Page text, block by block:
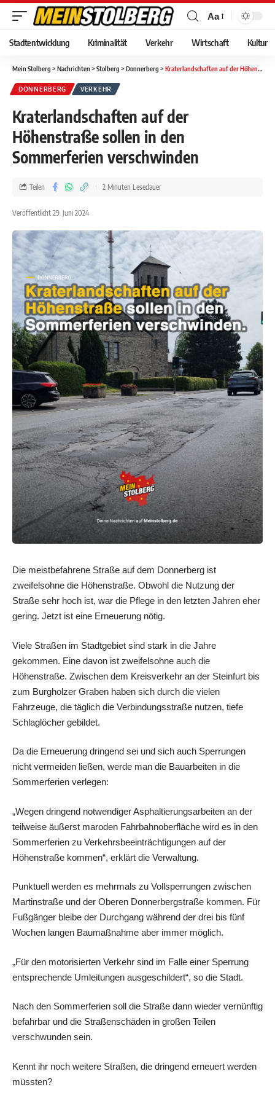
Aa
Stadtentwicklung Kriminalität Verkehr Wirtschaft Kultur
Mein Stolberg > Nachrichten > Stolberg > Donnerberg > Kraterlandschaften auf der Höhenstraße sollen in den Sommerferien verschwinden
DONNERBERG VERKEHR
Kraterlandschaften auf der
Höhenstraße sollen in den
Sommerferien verschwinden
Veröffentlicht 29. Juni 2024
Teilen 2 Minuten Lesedauer
Die meistbefahrene Straße auf dem Donnerberg ist
zweifelsohne die Höhenstraße. Obwohl die Nutzung der
Straße sehr hoch ist, war die Pflege in den letzten Jahren eher
gering. Jetzt ist eine Erneuerung nötig.
Viele Straßen im Stadtgebiet sind stark in die Jahre
gekommen. Eine davon ist zweifelsohne auch die
Höhenstraße. Zwischen dem Kreisverkehr an der Steinfurt bis
zum Burgholzer Graben haben sich durch die vielen
Fahrzeuge, die täglich die Verbindungsstraße nutzen, tiefe
Schlaglöcher gebildet.
Da die Erneuerung dringend sei und sich auch Sperrungen
nicht vermeiden ließen, werde man die Bauarbeiten in die
Sommerferien verlegen:
„Wegen dringend notwendiger Asphaltierungsarbeiten an der
teilweise äußerst maroden Fahrbahnoberfläche wird es in den
Sommerferien zu Verkehrsbeeinträchtigungen auf der
Höhenstraße kommen“, erklärt die Verwaltung.
Punktuell werden es mehrmals zu Vollsperrungen zwischen
Martinstraße und der Oberen Donnerbergstraße kommen. Für
Fußgänger bleibe der Durchgang während der drei bis fünf
Wochen langen Baumaßnahme aber immer möglich.
„Für den motorisierten Verkehr sind im Falle einer Sperrung
entsprechende Umleitungen ausgeschildert“, so die Stadt.
Nach den Sommerferien soll die Straße dann wieder vernünftig
befahrbar und die Straßenschäden in großen Teilen
verschwunden sein.
Kennt ihr noch weitere Straßen, die dringend erneuert werden
müssten?